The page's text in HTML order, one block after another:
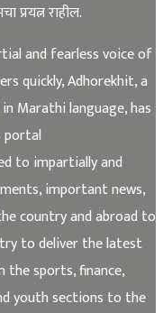
प्रयत्न राहील.
and fearless voice of
quickly, Adhorekhit, a
Marathi language, has
portal
to impartially and
important news,
country and abroad to
to deliver the latest
the sports, finance,
youth sections to the